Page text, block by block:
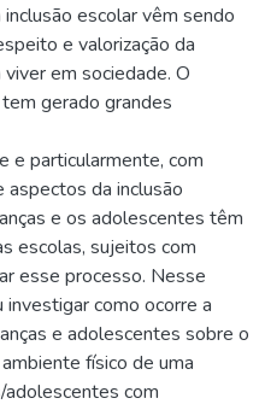
escolar vêm sendo
e valorização da
em sociedade. O
gerado grandes
e particularmente, com
aspectos da inclusão
e os adolescentes têm
escolas, sujeitos com
esse processo. Nesse
como ocorre a
e adolescentes sobre o
físico de uma
adolescentes com